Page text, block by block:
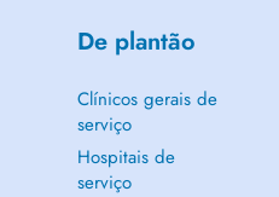
De plantão
Clínicos gerais de
serviço
Hospitais de
serviço